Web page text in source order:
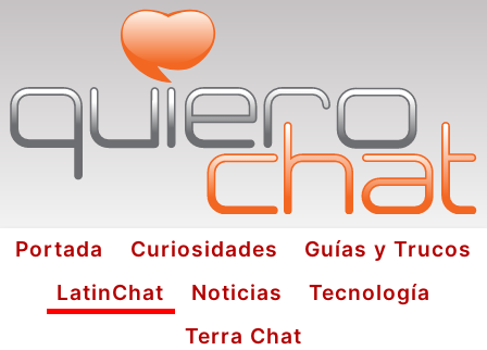
Portada Curiosidades
Guías y Trucos
LatinChat
Noticias
Tecnología
Terra Chat